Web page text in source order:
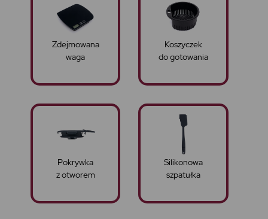
Zdejmowana
waga
Koszyczek
do gotowania
Pokrywka
z otworem
Silikonowa
szpatułka